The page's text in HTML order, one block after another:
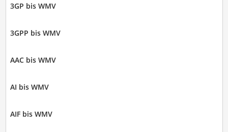
3GP bis WMV
3GPP bis WMV
AAC bis WMV
AI bis WMV
AIF bis WMV